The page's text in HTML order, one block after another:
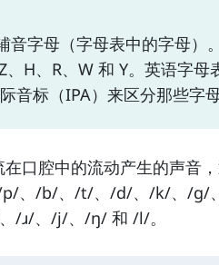
字母（字母表中的字母）
、H、R、W 和 Y。英语字
音标（IPA）来区分那些字
口腔中的流动产生的声音
/p/、/b/、/t/、/d/、/k/、/
/ɹ/、/j/、/ŋ/ 和 /l/。